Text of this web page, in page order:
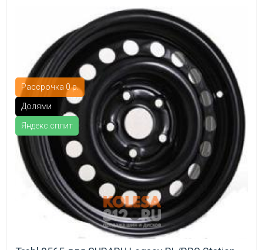
Рассрочка 0 р.
Долями
Яндекс.сплит